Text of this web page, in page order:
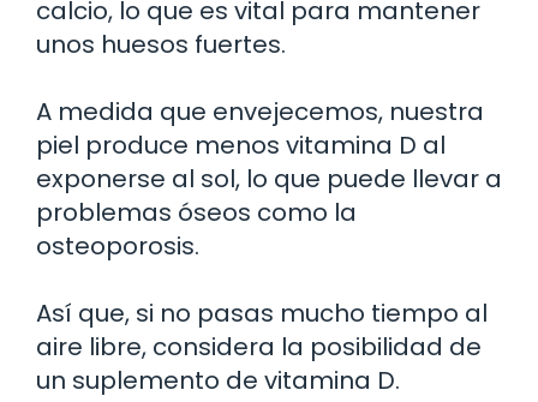
calcio, lo que es vital para mantener
unos huesos fuertes.
A medida que envejecemos, nuestra
piel produce menos vitamina D al
exponerse al sol, lo que puede llevar a
problemas óseos como la
osteoporosis.
Así que, si no pasas mucho tiempo al
aire libre, considera la posibilidad de
un suplemento de vitamina D.